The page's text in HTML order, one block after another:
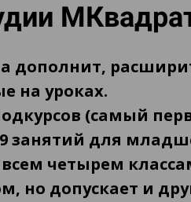
дополнит,
на уроках.
(самый
занятий для
четырем
но допускает и